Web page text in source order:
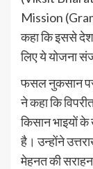
Mission
कहा कि इससे देश
लिए ये योजना
फसल नुकसान पर
ने कहा कि
किसान भाइयों के
है। उन्होंने
मेहनत की